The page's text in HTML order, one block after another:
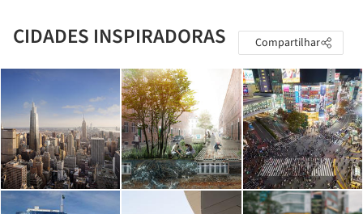
CIDADES INSPIRADORAS Compartilhar